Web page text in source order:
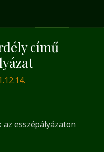
című
esszépályázaton